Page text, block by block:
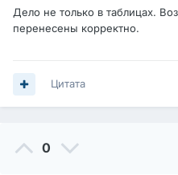
Дело не только в таблицах.
перенесены корректно.
Цитата
0